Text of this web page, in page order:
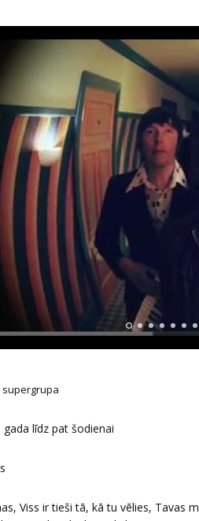
gada līdz pat šodienai
Viss ir tieši tā, kā tu vēlies, Tavas